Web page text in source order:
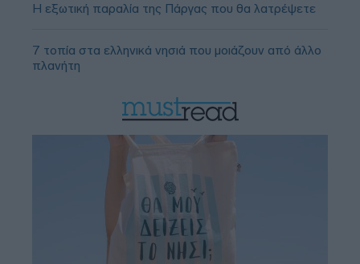
Η εξωτική παραλία της Πάργας που θα λατρέψετε
7 τοπία στα ελληνικά νησιά που μοιάζουν από άλλο
πλανήτη